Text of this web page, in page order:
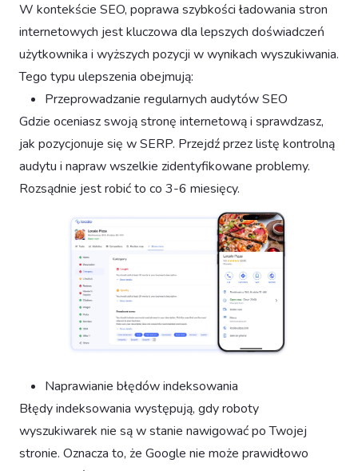
W kontekście SEO, poprawa szybkości ładowania stron
internetowych jest kluczowa dla lepszych doświadczeń
użytkownika i wyższych pozycji w wynikach wyszukiwania.
Tego typu ulepszenia obejmują:
Przeprowadzanie regularnych audytów SEO
Gdzie oceniasz swoją stronę internetową i sprawdzasz,
jak pozycjonuje się w SERP. Przejdź przez listę kontrolną
audytu i napraw wszelkie zidentyfikowane problemy.
Rozsądnie jest robić to co 3-6 miesięcy.
Naprawianie błędów indeksowania
Błędy indeksowania występują, gdy roboty
wyszukiwarek nie są w stanie nawigować po Twojej
stronie. Oznacza to, że Google nie może prawidłowo